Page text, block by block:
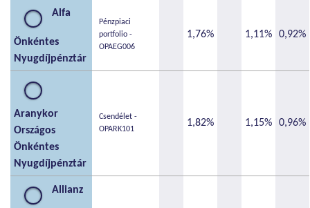
Alfa
Önkéntes
Nyugdíjpénztár
Pénzpiaci
portfolio -
OPAEG006
1,76% 1,11% 0,92%
Aranykor
Országos
Önkéntes
Nyugdíjpénztár
Csendélet -
OPARK101
1,82% 1,15% 0,96%
Allianz